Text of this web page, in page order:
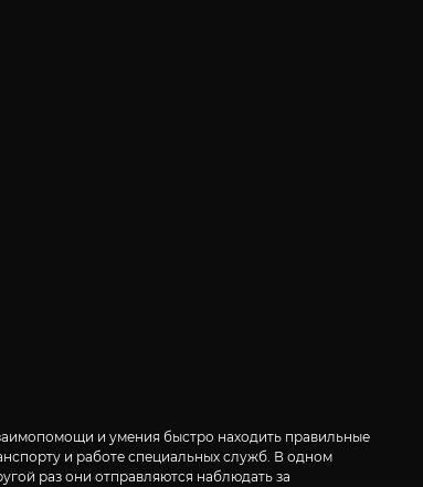
и умения быстро находить правильные
и работе специальных служб. В одном
раз они отправляются наблюдать за